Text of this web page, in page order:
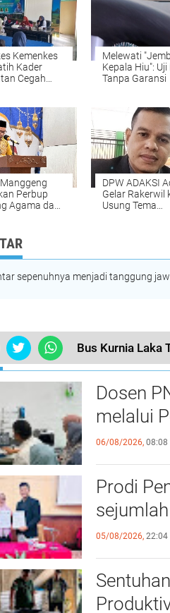
Kemenkes
Kader
Cegah
Melewati
Kepala Hiu": Uji
Tanpa Garansi
Perbup
Agama dan
MTQ
DPW ADAKSI
Gelar Rakerwil
Usung Tema
sepenuhnya menjadi tanggung
Bus Kurnia Laka
Dosen
melalui
06/08/2026, 08:08
Prodi
05/08/2026, 22:04